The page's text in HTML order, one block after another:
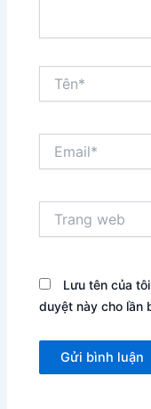
web
Lưu tên của
duyệt này cho lần